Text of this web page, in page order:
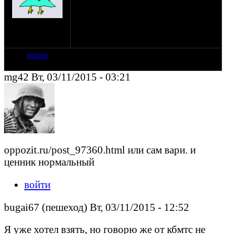
войти
mg42 Вт, 03/11/2015 - 03:21
oppozit.ru/post_97360.html или сам вари. и
ценник нормальный
войти
bugai67 (пешеход) Вт, 03/11/2015 - 12:52
Я уже хотел взять, но говорю же от кбмтс не